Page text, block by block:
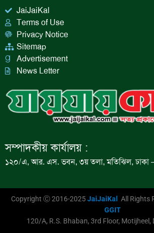
JaiJaiKal
Terms of Use
Privacy Notice
Sitemap
Advertisement
News Letter
সম্পাদকীয় কার্যালয় :
১২০/এ, আর. এস. ভবন, ৩য় তলা, মতিঝিল, ঢাকা
Copyright Ⓒ 2016-2025JaiJaiKal
All Rights
GGIT
120/A, R.S. Bhaban, 3rd Floor, Motijheel,